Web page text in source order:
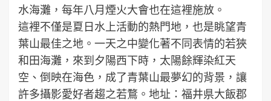
水海灘，每年八月煙火大會也在這裡施放。
這裡不僅是夏日水上活動的熱門地，也是眺望青
葉山最佳之地。一天之中變化著不同表情的若狹
和田海灘，來到夕陽西下時，太陽餘輝染紅天
空、倒映在海色，成了青葉山最夢幻的背景，讓
許多攝影愛好者趨之若鶩。地址：福井県大飯郡